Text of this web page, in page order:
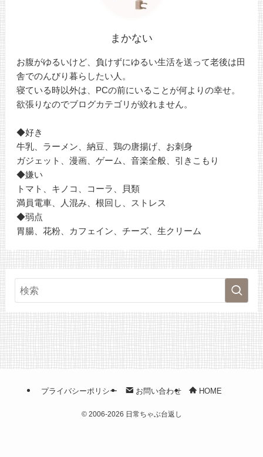
まかない
お腹がゆるいけど、負けずにゆるい生活を送って老後は田
舎でのんびり暮らしたい人。
寝ている時以外は、PCの前にいることが何よりの幸せ。
欲張りなのでブログカテゴリが絞れません。
◆好き
牛乳、ラーメン、納豆、鶏の唐揚げ、お刺身
ガジェット、漫画、ゲーム、音楽全般、引きこもり
◆嫌い
トマト、キノコ、コーラ、貝類
満員電車、人混み、根回し、ストレス
◆弱点
胃腸、花粉、カフェイン、チーズ、生クリーム
プライバシーポリシー お問い合わせ HOME
©2006-2026 日常ちゃぶ台返し